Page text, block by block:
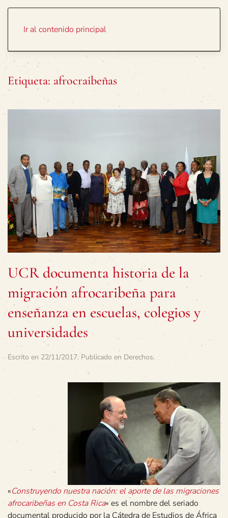
Ir al contenido principal
Etiqueta: afrocraibeñas
UCR documenta historia de la
migración afrocaribeña para
enseñanza en escuelas, colegios y
universidades
Escrito en 22/11/2017. Publicado en Derechos.
«Construyendo nuestra nación: el aporte de las migraciones
afrocaribeñas en Costa Rica» es el nombre del seriado
documental producido por la Cátedra de Estudios de África